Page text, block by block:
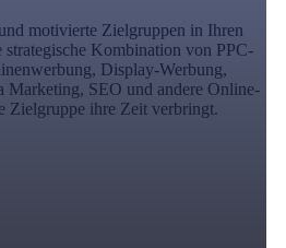
motivierte Zielgruppen in Ihren
strategische Kombination von PPC-
Display-Werbung,
Marketing, SEO und andere Online-
Zielgruppe ihre Zeit verbringt.